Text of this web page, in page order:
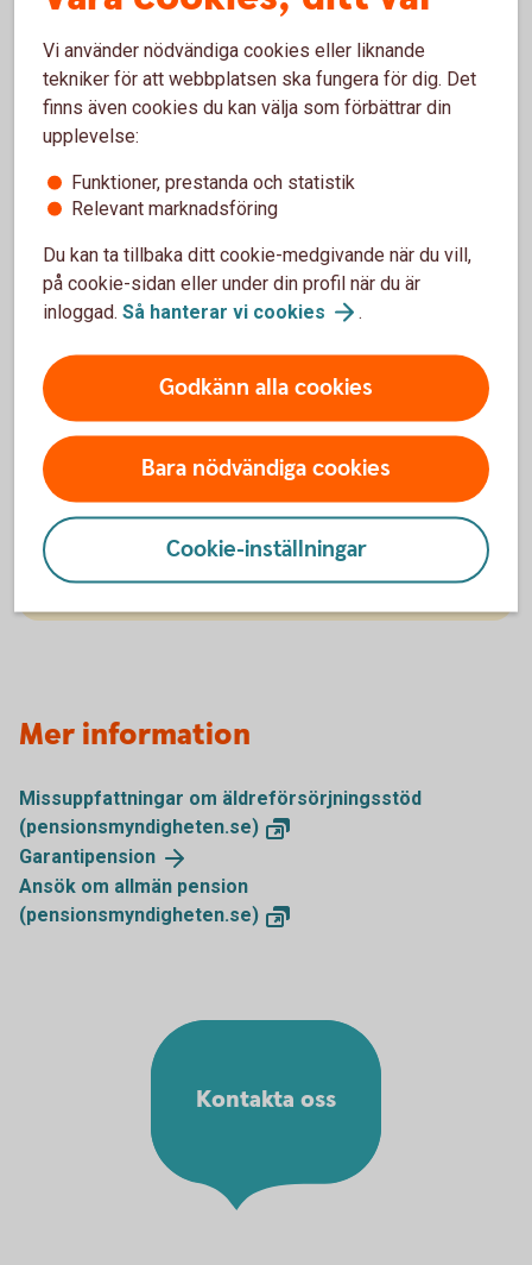
Äldreförsörjningsstöd och
bostadstillägg – en del av
allmän pension
Den allmänna pensionen är den pension du får från
staten om du arbetat eller bott i Sverige. De
viktigaste delarna inom allmän pension är
inkomstpension, premiepension (PPM) och
garantipension (om du inte haft någon, eller låg,
inkomst). Läs mer om allmän pension.
Allmänpension
Mer information
Missuppfattningar om äldreförsörjningsstöd
(pensionsmyndigheten.se)
Garantipension
Ansök om allmän pension
(pensionsmyndigheten.se)
Kontakta oss
Vi använder nödvändiga cookies eller liknande
tekniker för att webbplatsen ska fungera för dig. Det
finns även cookies du kan välja som förbättrar din
upplevelse:
Funktioner, prestanda och statistik
Relevant marknadsföring
Du kan ta tillbaka ditt cookie-medgivande när du vill,
på cookie-sidan eller under din profil när du är
inloggad. Så hanterar vi cookies .
Godkänn alla cookies
Bara nödvändiga cookies
Cookie-inställningar